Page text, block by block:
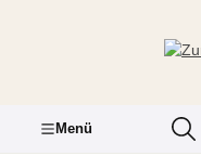
Menü